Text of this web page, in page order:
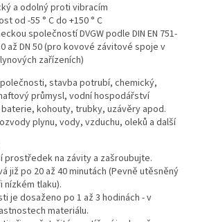
a odolný proti vibracím
od -55 ° C do +150 ° C
společností DVGW podle DIN EN 751-
až DN 50 (pro kovové závitové spoje v
zařízeních)
stavba potrubí, chemický,
průmysl, vodní hospodářství
kohouty, trubky, uzávěry apod.
plynu, vody, vzduchu, oleků a další
prostředek na závity a zašroubujte.
již po 20 až 40 minutách (Pevně utěsněný
nízkém tlaku).
je dosaženo po 1 až 3 hodinách - v
materiálu.